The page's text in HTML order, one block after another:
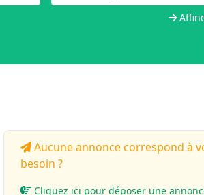
Aucune annonce correspond à
besoin ?
Cliquez ici pour déposer une